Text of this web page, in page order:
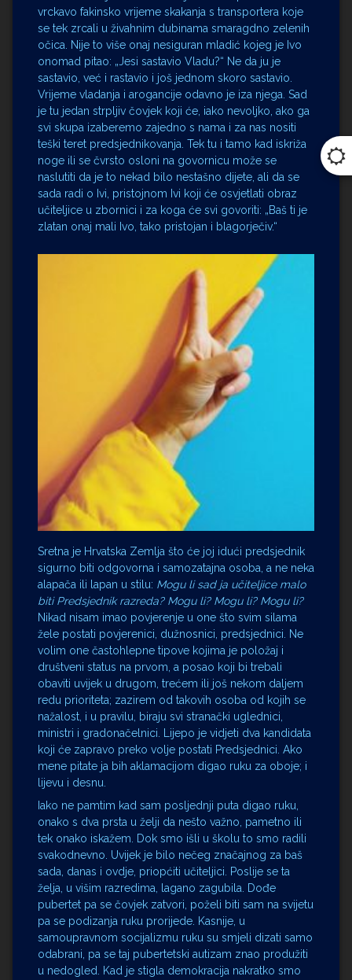
vrckavo fakinsko vrijeme skakanja s transportera koje
se tek zrcali u živahnim dubinama smaragdno zelenih
očica. Nije to više onaj nesiguran mladić kojeg je Ivo
onomad pitao: „Jesi sastavio Vladu?“ Ne da ju je
sastavio, već i rastavio i još jednom skoro sastavio.
Vrijeme vladanja i arogancije odavno je iza njega. Sad
je tu jedan strpljiv čovjek koji će, iako nevoljko, ako ga
svi skupa izaberemo zajedno s nama i za nas nositi
teški teret predsjednikovanja. Tek tu i tamo kad iskriža
noge ili se čvrsto osloni na govornicu može se
naslutiti da je to nekad bilo nestašno dijete, ali da se
sada radi o Ivi, pristojnom Ivi koji će osvjetlati obraz
učiteljice u zbornici i za koga će svi govoriti: „Baš ti je
zlatan onaj mali Ivo, tako pristojan i blagorječiv.“
Sretna je Hrvatska Zemlja što će joj idući predsjednik
sigurno biti odgovorna i samozatajna osoba, a ne neka
alapača ili lapan u stilu: Mogu li sad ja učiteljice malo
biti Predsjednik razreda? Mogu li? Mogu li? Mogu li?
Nikad nisam imao povjerenje u one što svim silama
žele postati povjerenici, dužnosnici, predsjednici. Ne
volim one častohlepne tipove kojima je položaj i
društveni status na prvom, a posao koji bi trebali
obaviti uvijek u drugom, trećem ili još nekom daljem
redu prioriteta; zazirem od takovih osoba od kojih se
nažalost, i u pravilu, biraju svi stranački uglednici,
ministri i gradonačelnici. Lijepo je vidjeti dva kandidata
koji će zapravo preko volje postati Predsjednici. Ako
mene pitate ja bih aklamacijom digao ruku za oboje; i
lijevu i desnu.
Iako ne pamtim kad sam posljednji puta digao ruku,
onako s dva prsta u želji da nešto važno, pametno ili
tek onako iskažem. Dok smo išli u školu to smo radili
svakodnevno. Uvijek je bilo nečeg značajnog za baš
sada, danas i ovdje, priopćiti učiteljici. Poslije se ta
želja, u višim razredima, lagano zagubila. Dođe
pubertet pa se čovjek zatvori, poželi biti sam na svijetu
pa se podizanja ruku prorijede. Kasnije, u
samoupravnom socijalizmu ruku su smjeli dizati samo
odabrani, pa se taj pubertetski autizam znao produžiti
u nedogled. Kad je stigla demokracija nakratko smo